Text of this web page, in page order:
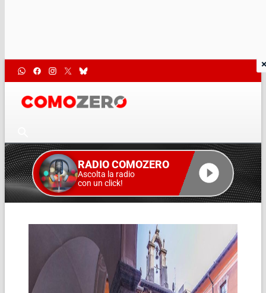
RADIO COMOZERO
Ascolta la radio
con un click!